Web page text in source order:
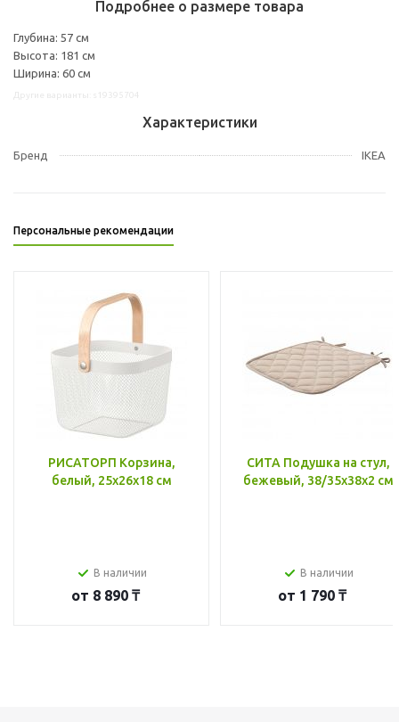
Подробнее о размере товара
Глубина: 57 см
Высота: 181 см
Ширина: 60 см
Характеристики
Бренд IKEA
Персональные рекомендации
РИСАТОРП Корзина,
белый, 25x26x18 см
В наличии
от 8 890 ₸
СИТА Подушка на стул,
бежевый, 38/35x38x2 см
В наличии
от 1 790 ₸